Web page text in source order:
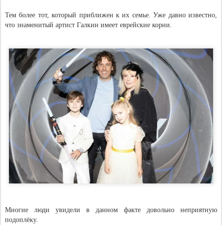
Тем более тот, который приближен к их семье. Уже давно известно,
что знаменитый артист Галкин имеет еврейские корни.
Многие люди увидели в данном факте довольно неприятную
подоплёку.